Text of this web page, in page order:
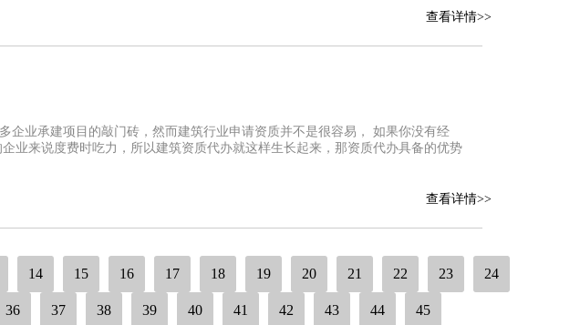
查看详情>>
企业承建项目的敲门砖，然而建筑行业申请资质并不是很容易， 如果你没有经
业来说度费时吃力，所以建筑资质代办就这样生长起来，那资质代办具备的优势
查看详情>>
14 15 16 17 18 19 20 21 22 23 24
36 37 38 39 40 41 42 43 44 45